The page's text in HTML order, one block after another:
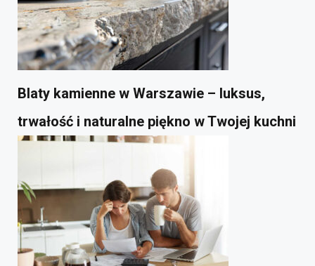
Blaty kamienne w Warszawie – luksus,
trwałość i naturalne piękno w Twojej kuchni